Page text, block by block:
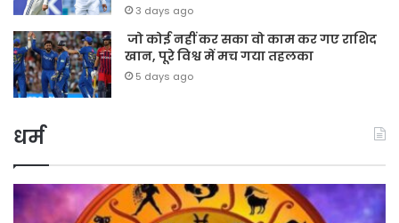
3 days ago
जो कोई नहीं कर सका वो काम कर गए राशिद
खान, पूरे विश्व में मच गया तहलका
5 days ago
धर्म